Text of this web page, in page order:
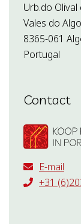
Urb.do
Vales do
8365-061
Portugal
Contact
E-mail
+31